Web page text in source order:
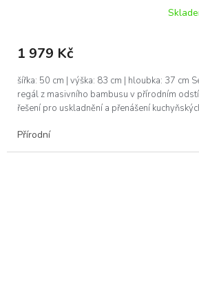
1 979 Kč
šířka: 50 cm | výška: 83 cm | hloubka: 37 cm
regál z masivního bambusu v přírodním
řešení pro uskladnění a přenášení
Přírodní